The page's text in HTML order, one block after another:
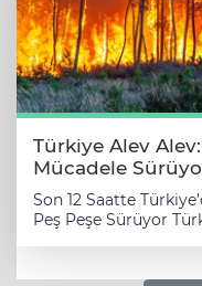
Türkiye Alev
Mücadele
Son 12 Saatte
Peş Peşe Sürüyor Türkiye'nin dört bir yanında, özellikle
Bursa, Antalya,